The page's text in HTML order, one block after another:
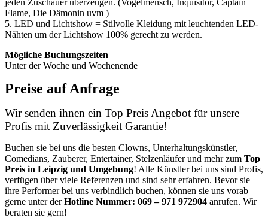
Flame, Die Dämonin uvm )
5. LED und Lichtshow = Stilvolle Kleidung mit leuchtenden LED-
Nähten um der Lichtshow 100% gerecht zu werden.
Mögliche Buchungszeiten
Unter der Woche und Wochenende
Preise auf Anfrage
Wir senden ihnen ein Top Preis Angebot für unsere
Profis mit Zuverlässigkeit Garantie!
Buchen sie bei uns die besten Clowns, Unterhaltungskünstler,
Comedians, Zauberer, Entertainer, Stelzenläufer und mehr zum Top
Preis in Leipzig und Umgebung! Alle Künstler bei uns sind Profis,
verfügen über viele Referenzen und sind sehr erfahren. Bevor sie
ihre Performer bei uns verbindlich buchen, können sie uns vorab
gerne unter derHotline Nummer: 069 – 971 972904 anrufen. Wir
beraten sie gern!